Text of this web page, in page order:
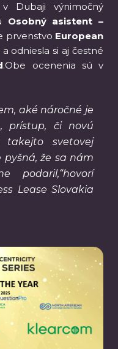
Dubaji výnimočný
Osobný asistent –
prvenstvo European
a odniesla si aj čestné
.Obe ocenenia sú v
aké náročné je
prístup, či novú
svetovej
pyšná, že sa nám
podaril,“hovorí
Lease Slovakia